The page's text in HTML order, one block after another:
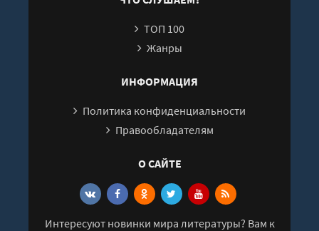
ТОП 100
Жанры
ИНФОРМАЦИЯ
Политика конфиденциальности
Правообладателям
О САЙТЕ
Интересуют новинки мира литературы? Вам к